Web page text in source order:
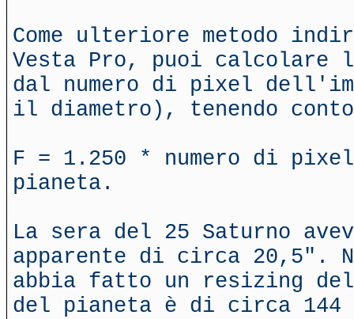
Come ulteriore metodo
Vesta Pro, puoi calcolare
dal numero di pixel
il diametro), tenendo
F = 1.250 * numero di
pianeta.
La sera del 25 Saturno
apparente di circa 20,5".
abbia fatto un resizing
del pianeta è di circa